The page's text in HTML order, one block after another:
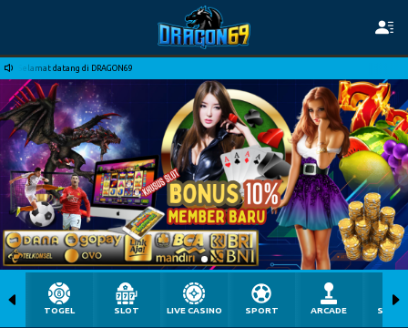
Selamat datang di DRAGON69
TOGEL SLOT LIVE CASINO SPORT ARCADE